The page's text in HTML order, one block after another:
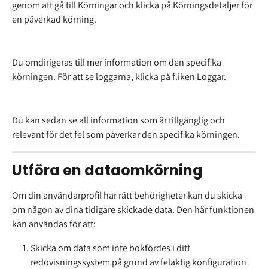
genom att gå till Körningar och klicka på Körningsdetaljer för
en påverkad körning.
Du omdirigeras till mer information om den specifika
körningen. För att se loggarna, klicka på fliken Loggar.
Du kan sedan se all information som är tillgänglig och
relevant för det fel som påverkar den specifika körningen.
Utföra en dataomkörning
Om din användarprofil har rätt behörigheter kan du skicka
om någon av dina tidigare skickade data. Den här funktionen
kan användas för att:
Skicka om data som inte bokfördes i ditt
redovisningssystem på grund av felaktig konfiguration